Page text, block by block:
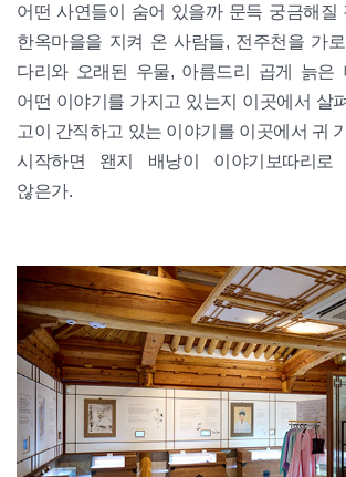
어떤 사연들이 숨어 있을까 문득 궁금해질
한옥마을을 지켜 온 사람들, 전주천을 가
다리와 오래된 우물, 아름드리 곱게 늙은
어떤 이야기를 가지고 있는지 이곳에서 살
고이 간직하고 있는 이야기를 이곳에서 귀
시작하면 왠지 배낭이 이야기보따리
않은가.